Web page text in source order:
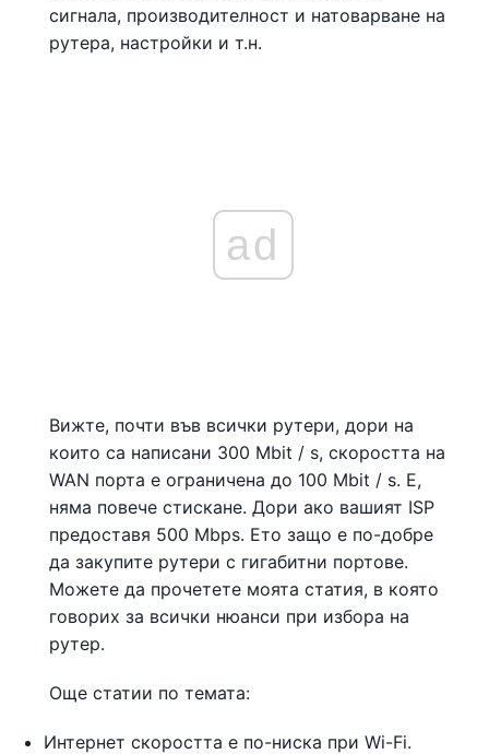
сигнала, производителност и натоварване на
рутера, настройки и т.н.
ad
Вижте, почти във всички рутери, дори на
които са написани 300 Mbit / s, скоростта на
WAN порта е ограничена до 100 Mbit / s. Е,
няма повече стискане. Дори ако вашият ISP
предоставя 500 Mbps. Ето защо е по-добре
да закупите рутери с гигабитни портове.
Можете да прочетете моята статия, в която
говорих за всички нюанси при избора на
рутер.
Още статии по темата:
Интернет скоростта е по-ниска при Wi-Fi.